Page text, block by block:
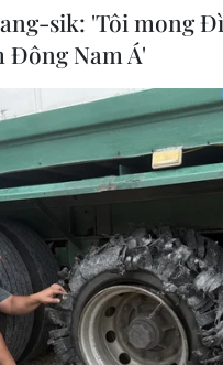
sik: 'Tôi mong
Đông Nam Á'